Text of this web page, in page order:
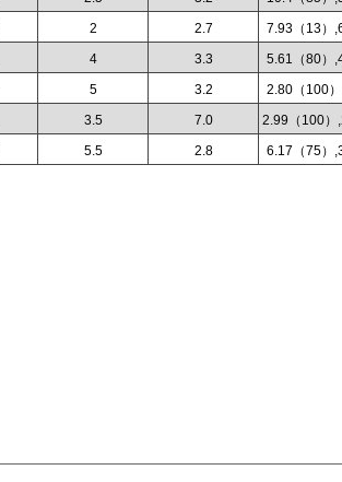
2 2.7 7.93（13）
4 3.3 5.61（80）
5 3.2 2.80（100
3.5 7.0 2.99（100）
5.5 2.8
6.17（75）